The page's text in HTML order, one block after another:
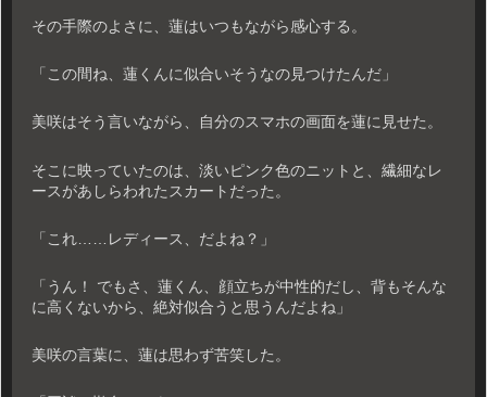
その手際のよさに、蓮はいつもながら感心する。
「この間ね、蓮くんに似合いそうなの見つけたんだ」
美咲はそう言いながら、自分のスマホの画面を蓮に見せた。
そこに映っていたのは、淡いピンク色のニットと、繊細なレ
ースがあしらわれたスカートだった。
「これ……レディース、だよね？」
「うん！ でもさ、蓮くん、顔立ちが中性的だし、背もそんな
に高くないから、絶対似合うと思うんだよね」
美咲の言葉に、蓮は思わず苦笑した。